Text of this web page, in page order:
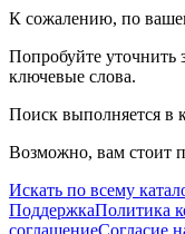
К сожалению, по
Попробуйте уточнить
ключевые слова.
Поиск выполняется в
Возможно, вам стоит
Искать по всему
ПоддержкаПолитика